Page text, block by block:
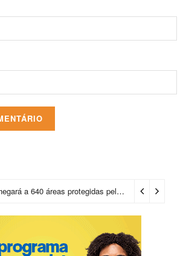
Salvador chegará a 640 áreas protegidas pela Prefeitura com investimentos em contenções de encostas e prevenção de riscos